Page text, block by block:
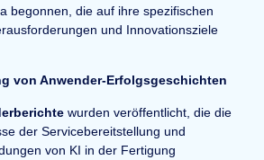
begonnen, die auf ihre spezifischen
und Innovationsziele
von Anwender-Erfolgsgeschichten
wurden veröffentlicht, die die
der Servicebereitstellung und
von KI in der Fertigung